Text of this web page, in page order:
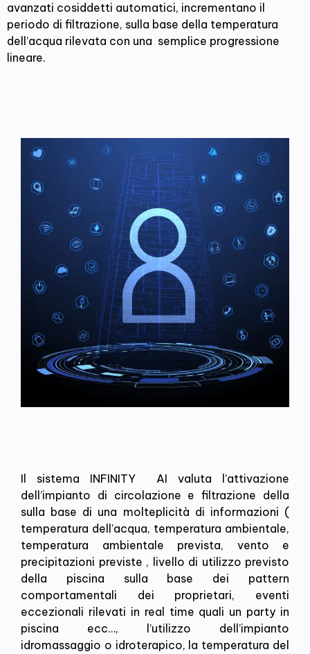
avanzati cosiddetti automatici, incrementano il
periodo di filtrazione, sulla base della temperatura
dell’acqua rilevata con una semplice progressione
lineare.
Il sistema INFINITY AI valuta l’attivazione
dell’impianto di circolazione e filtrazione della
sulla base di una molteplicità di informazioni (
temperatura dell’acqua, temperatura ambientale,
temperatura ambientale prevista, vento e
precipitazioni previste , livello di utilizzo previsto
della piscina sulla base dei pattern
comportamentali dei proprietari, eventi
eccezionali rilevati in real time quali un party in
piscina ecc…, l’utilizzo dell’impianto
idromassaggio o idroterapico, la temperatura del